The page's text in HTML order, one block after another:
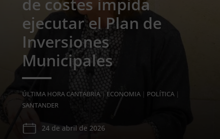
de costes impida
ejecutar el Plan de
Inversiones
Municipales
ÚLTIMA HORA CANTABRIA| ECONOMIA| POLÍTICA|
SANTANDER
24 de abril de 2026